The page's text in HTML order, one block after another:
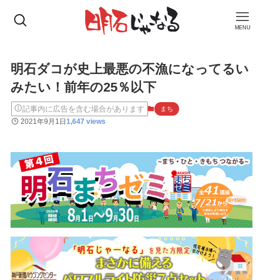
MENU
明石ダコが史上最悪の不漁になってるい
みたい！前年の25％以下
記事内に広告を含む場合があります まち
2021年9月1日1,647 views